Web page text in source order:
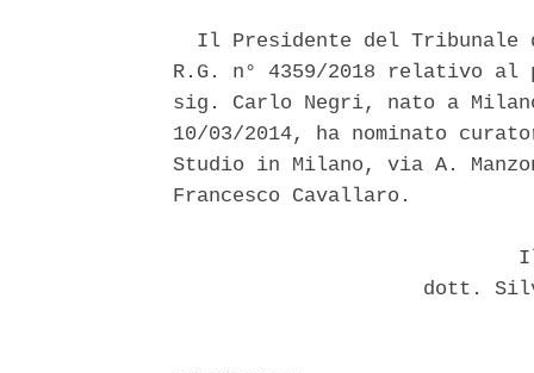
Il Presidente del Tribunale
R.G. n° 4359/2018 relativo
sig. Carlo Negri, nato a
10/03/2014, ha nominato
Studio in Milano, via A.
Francesco Cavallaro.
dott.